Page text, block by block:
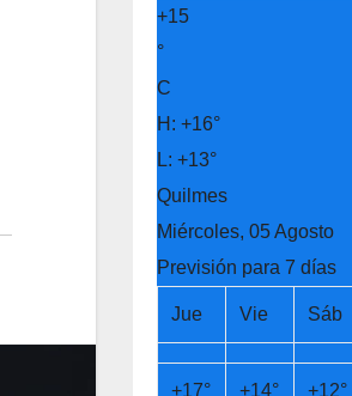
+15
°
C
H: +16°
L: +13°
Quilmes
Miércoles, 05 Agosto
Previsión para 7 días
Jue Vie Sáb
+17° +14° +12°